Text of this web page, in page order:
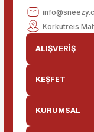
Korkutreis
ALIŞVERİŞ
KEŞFET
KURUMSAL